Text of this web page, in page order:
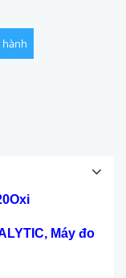
hành
Máy đo